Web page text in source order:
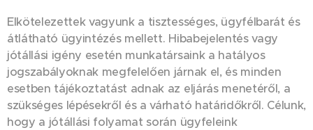
Elkötelezettek vagyunk a tisztességes, ügyfélbarát és
átlátható ügyintézés mellett. Hibabejelentés vagy
jótállási igény esetén munkatársaink a hatályos
jogszabályoknak megfelelően járnak el, és minden
esetben tájékoztatást adnak az eljárás menetéről, a
szükséges lépésekről és a várható határidőkről. Célunk,
hogy a jótállási folyamat során ügyfeleink